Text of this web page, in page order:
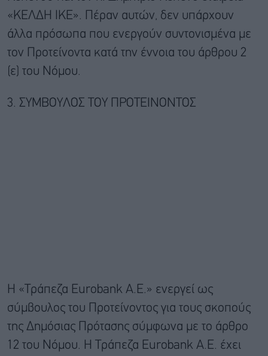
«ΚΕΛΔΗ ΙΚΕ». Πέραν αυτών, δεν υπάρχουν
άλλα πρόσωπα που ενεργούν συντονισμένα με
τον Προτείνοντα κατά την έννοια του άρθρου 2
(ε) του Νόμου.
3. ΣΥΜΒΟΥΛΟΣ ΤΟΥ ΠΡΟΤΕΙΝΟΝΤΟΣ
Η «Τράπεζα Eurobank Α.Ε.» ενεργεί ως
σύμβουλος του Προτείνοντος για τους σκοπούς
της Δημόσιας Πρότασης σύμφωνα με το άρθρο
12 του Νόμου. Η Τράπεζα Eurobank Α.Ε. έχει